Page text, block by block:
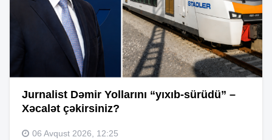
Jurnalist Dəmir Yollarını “yıxıb-sürüdü” –
Xəcalət çəkirsiniz?
06 Avqust 2026, 12:25